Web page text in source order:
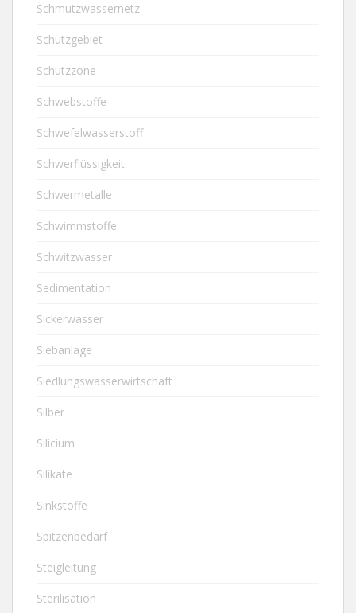
Schmutzwassernetz
Schutzgebiet
Schutzzone
Schwebstoffe
Schwefelwasserstoff
Schwerflüssigkeit
Schwermetalle
Schwimmstoffe
Schwitzwasser
Sedimentation
Sickerwasser
Siebanlage
Siedlungswasserwirtschaft
Silber
Silicium
Silikate
Sinkstoffe
Spitzenbedarf
Steigleitung
Sterilisation